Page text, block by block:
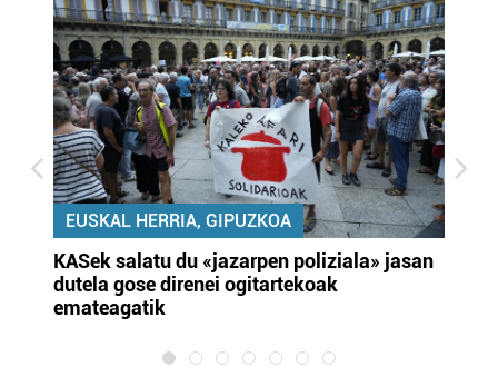
EUSKAL HERRIA, GIPUZKOA
KASek salatu du «jazarpen poliziala» jasan
dutela gose direnei ogitartekoak
emateagatik